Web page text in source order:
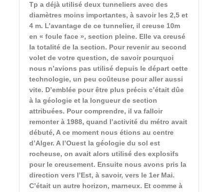
Tp a déjà utilisé deux tunneliers avec des
diamètres moins importantes, à savoir les 2,5 et
4 m. L’avantage de ce tunnelier, il creuse 10m
en « foule face », section pleine. Elle va creusé
la totalité de la section. Pour revenir au second
volet de votre question, de savoir pourquoi
nous n’avions pas utilisé depuis le départ cette
technologie, un peu coûteuse pour aller aussi
vite. D’emblée pour être plus précis c’était dûe
à la géologie et la longueur de section
attribuées. Pour comprendre, il va falloir
remonter à 1988, quand l’activité du métro avait
débuté, A ce moment nous étions au centre
d’Alger. A l’Ouest la géologie du sol est
rocheuse, on avait alors utilisé des explosifs
pour le creusement. Ensuite nous avons pris la
direction vers l’Est, à savoir, vers le 1er Mai.
C’était un autre horizon, marneux. Et comme à